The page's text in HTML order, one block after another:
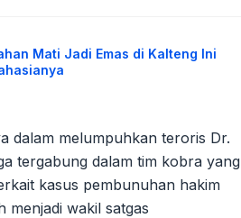
Mati Jadi Emas di Kalteng Ini
dalam melumpuhkan teroris Dr.
tergabung dalam tim kobra yang
kasus pembunuhan hakim
menjadi wakil satgas